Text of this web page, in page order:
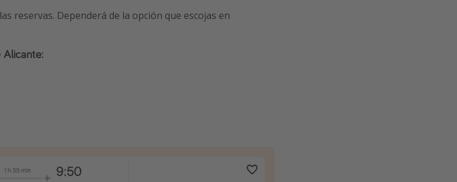
reservas. Dependerá de la opción que escojas en
Alicante: